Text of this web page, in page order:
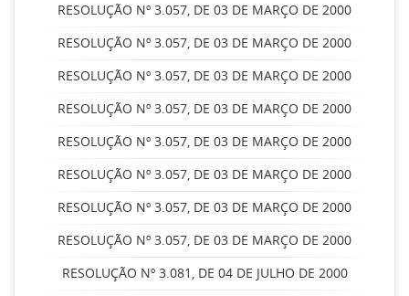
RESOLUÇÃO Nº 3.057, DE 03 DE MARÇO DE 2000
RESOLUÇÃO Nº 3.057, DE 03 DE MARÇO DE 2000
RESOLUÇÃO Nº 3.057, DE 03 DE MARÇO DE 2000
RESOLUÇÃO Nº 3.057, DE 03 DE MARÇO DE 2000
RESOLUÇÃO Nº 3.057, DE 03 DE MARÇO DE 2000
RESOLUÇÃO Nº 3.057, DE 03 DE MARÇO DE 2000
RESOLUÇÃO Nº 3.057, DE 03 DE MARÇO DE 2000
RESOLUÇÃO Nº 3.057, DE 03 DE MARÇO DE 2000
RESOLUÇÃO Nº 3.081, DE 04 DE JULHO DE 2000